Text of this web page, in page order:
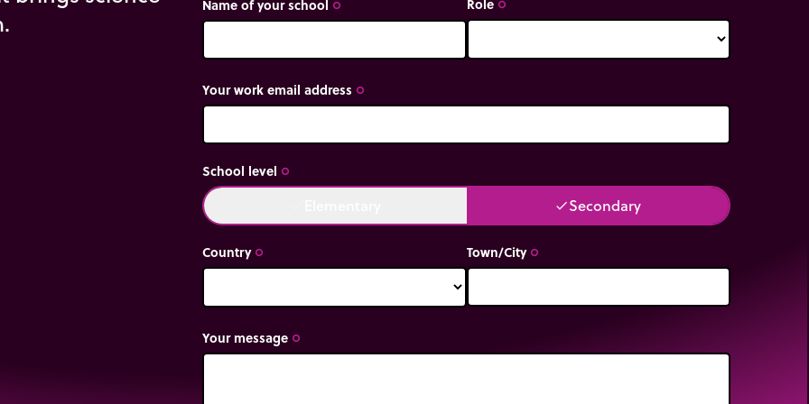
Name of your school trip_origin trip_origin
Your work email address trip_origin
School level trip_origin
doneSecondary
Country trip_origin Town/City trip_origin
Your message trip_origin